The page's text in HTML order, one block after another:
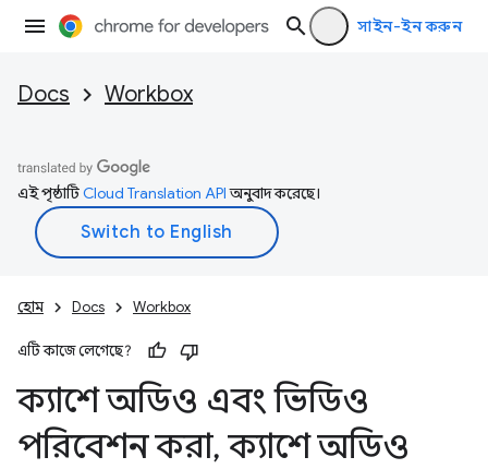
সাইন-ইন করুন
Docs Workbox
এই পৃষ্ঠাটিCloud Translation APIঅনুবাদ করেছে।
হোম Docs Workbox
এটি কাজে লেগেছে?
ক্যাশে অডিও এবং ভিডিও
পরিবেশন করা, ক্যাশে অডিও